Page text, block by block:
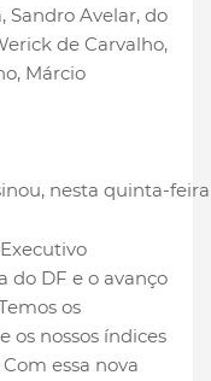
Sandro Avelar, do
de Carvalho,
Márcio
nesta quinta-
do DF e o avanço
os
os nossos índices
essa nova